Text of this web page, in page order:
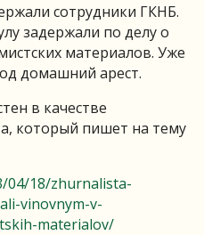
сотрудники ГКНБ.
задержали по делу о
материалов. Уже
домашний арест.
в качестве
который пишет на тему
04/18/zhurnalista-
vinovnym-v-
materialov/